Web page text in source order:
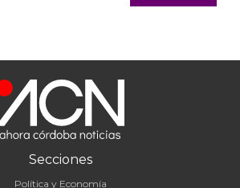
Secciones
Política y Economía